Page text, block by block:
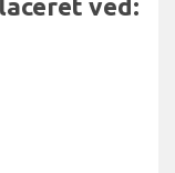
ved: